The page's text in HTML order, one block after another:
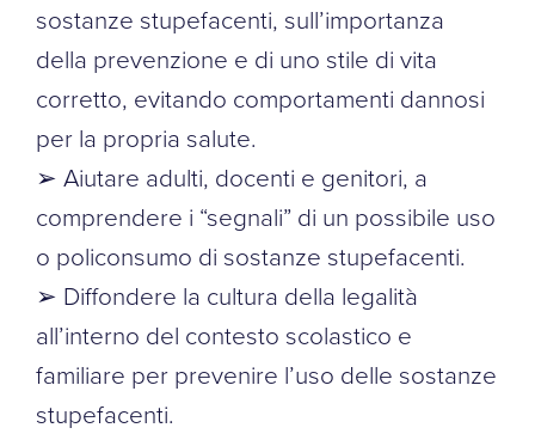
sostanze stupefacenti, sull’importanza
della prevenzione e di uno stile di vita
corretto, evitando comportamenti dannosi
per la propria salute.
➢ Aiutare adulti, docenti e genitori, a
comprendere i “segnali” di un possibile uso
o policonsumo di sostanze stupefacenti.
➢ Diffondere la cultura della legalità
all’interno del contesto scolastico e
familiare per prevenire l’uso delle sostanze
stupefacenti.